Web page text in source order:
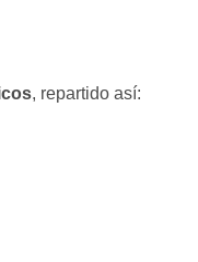
, repartido así: